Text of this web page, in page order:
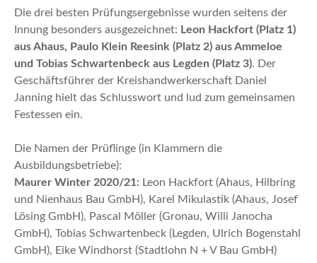
Die drei besten Prüfungsergebnisse wurden seitens der
Innung besonders ausgezeichnet: Leon Hackfort (Platz 1)
aus Ahaus, Paulo Klein Reesink (Platz 2) aus Ammeloe
und Tobias Schwartenbeck aus Legden (Platz 3). Der
Geschäftsführer der Kreishandwerkerschaft Daniel
Janning hielt das Schlusswort und lud zum gemeinsamen
Festessen ein.
Die Namen der Prüflinge (in Klammern die
Ausbildungsbetriebe):
Maurer Winter 2020/21: Leon Hackfort (Ahaus, Hilbring
und Nienhaus Bau GmbH), Karel Mikulastik (Ahaus, Josef
Lösing GmbH), Pascal Möller (Gronau, Willi Janocha
GmbH), Tobias Schwartenbeck (Legden, Ulrich Bogenstahl
GmbH), Eike Windhorst (Stadtlohn N + V Bau GmbH)